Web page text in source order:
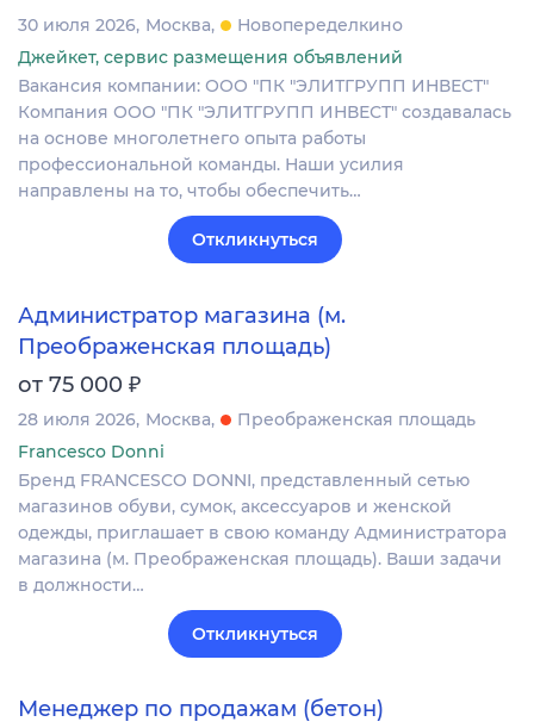
30 июля 2026 Москва
Новопеределкино
Джейкет, сервис размещения объявлений
Вакансия компании: ООО "ПК "ЭЛИТГРУПП ИНВЕСТ"
Компания ООО "ПК "ЭЛИТГРУПП ИНВЕСТ" создавалась
на основе многолетнего опыта работы
профессиональной команды. Наши усилия
направлены на то, чтобы обеспечить…
Откликнуться
Администратор магазина (м.
Преображенская площадь)
от 75 000 ₽
28 июля 2026 Москва
Преображенская площадь
Francesco Donni
Бренд FRANCESCO DONNI, представленный сетью
магазинов обуви, сумок, аксессуаров и женской
одежды, приглашает в свою команду Администратора
магазина (м. Преображенская площадь). Ваши задачи
в должности…
Откликнуться
Менеджер по продажам (бетон)